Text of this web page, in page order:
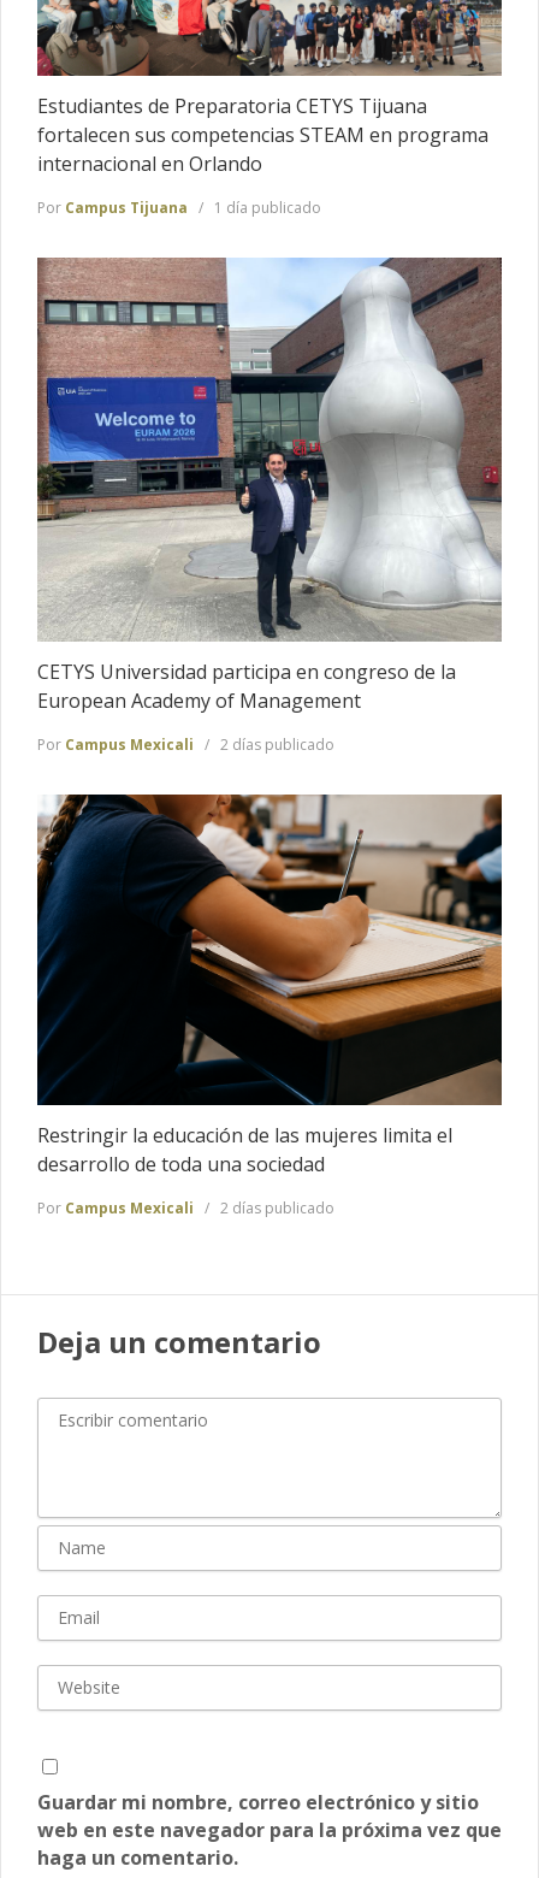
Estudiantes de Preparatoria CETYS Tijuana
fortalecen sus competencias STEAM en programa
internacional en Orlando
Por Campus Tijuana 1 día publicado
CETYS Universidad participa en congreso de la
European Academy of Management
Por Campus Mexicali 2 días publicado
Restringir la educación de las mujeres limita el
desarrollo de toda una sociedad
Por Campus Mexicali 2 días publicado
Deja un comentario
Guardar mi nombre, correo electrónico y sitio
web en este navegador para la próxima vez que
haga un comentario.